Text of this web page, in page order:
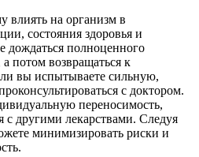
влиять на организм в
состояния здоровья и
полноценного
потом возвращаться к
вы испытываете сильную,
с доктором.
переносимость,
с другими лекарствами. Следуя
минимизировать риски и